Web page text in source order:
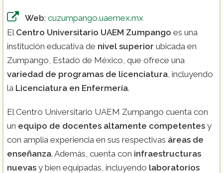
Web: cuzumpango.uaemex.mx
El Centro Universitario UAEM Zumpango es una
institución educativa de nivel superior ubicada en
Zumpango, Estado de México, que ofrece una
variedad de programas de licenciatura , incluyendo
la Licenciatura en Enfermería.
El Centro Universitario UAEM Zumpango cuenta con
un equipo de docentes altamente competentes y
con amplia experiencia en sus respectivas áreas de
enseñanza. Además, cuenta con infraestructuras
nuevas y bien equipadas, incluyendo laboratorios